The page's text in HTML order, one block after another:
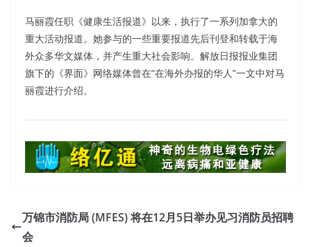
马丽霞任职《健康生活报道》以来，执行了一系列加拿大的
重大活动报道。她参与的一些重要报道先后刊登和转载于海
外众多华文媒体，并产生重大社会影响。解放日报报业集团
旗下的《界面》网络媒体曾在“在海外办报的华人”一文中对马
丽霞进行介绍。
万锦市消防局 (MFES) 将在12月5日举办见习消防员招聘
会